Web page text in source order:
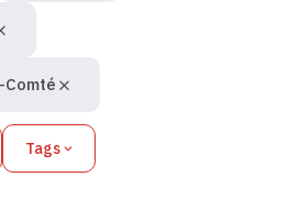
Tags